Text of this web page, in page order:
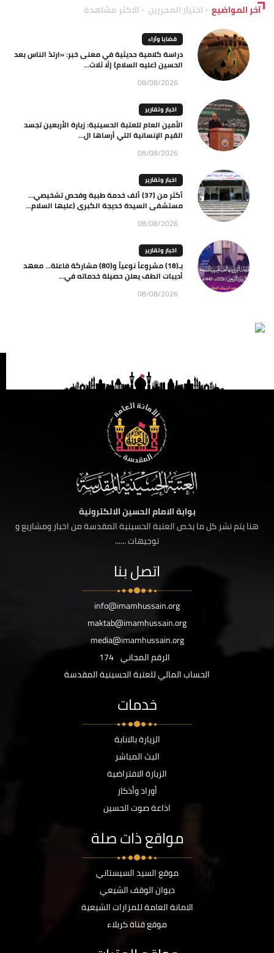
آخر المواضيع اختيار المحررين الاكثر مشاهدة
قضايا وآراء
دراسة كلامية حديثية في معنى خبر: «ارتدّ الناس بعد
الحسين (عليه السلام) إلّا ثلاث...
08/08/2026
اخبار وتقارير
الأمين العام للعتبة الحسينية: زيارة الأربعين تجسد
القيم الإنسانية التي أرساها ال...
08/08/2026
اخبار وتقارير
أكثر من (37) ألف خدمة طبية وفحص تشخيصي…
مستشفى السيدة خديجة الكبرى (عليها السلام...
08/08/2026
اخبار وتقارير
بـ(18) مشروعاً نوعياً و(80) مشاركة فاعلة… معهد
أديبات الطف يعلن حصيلة خدماته في...
08/08/2026
بوابة الامام الحسين الالكترونية
هنا يتم نشر كل ما يخص العتبة الحسينية المقدسة من اخبار ومشاريع و
توجيهات ......
اتصل بنا
info@imamhussain.org
maktab@imamhussain.org
media@imamhussain.org
الرقم المجاني 174
الحساب المالي للعتبة الحسينية المقدسة
خدمات
الزيارة بالانابة
البث المباشر
الزيارة الافتراضية
أوراد وأذكار
اذاعة صوت الحسين
مواقع ذات صلة
موقع السيد السيستاني
ديوان الوقف الشيعي
الامانة العامة للمزارات الشيعية
موقع قناة كربلاء